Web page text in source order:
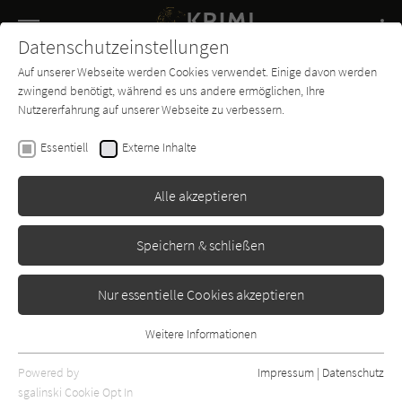
SUCHE
Buch-
Entdecker
Forum Charts
Es geschah in Berlin
Operation Gold
Erschienen: Januar 2013 Bibliogr. Angaben
Datenschutzeinstellungen
Auf unserer Webseite werden Cookies verwendet. Einige davon werden
zwingend benötigt, während es uns andere ermöglichen, Ihre
Nutzererfahrung auf unserer Webseite zu verbessern.
Essentiell Externe Inhalte
Alle akzeptieren
Speichern & schließen
Nur essentielle Cookies akzeptieren
Essentielle Cookies werden für grundlegende Funktionen der
Webseite benötigt. Dadurch ist gewährleistet, dass die Webseite
Weitere Informationen
Powered by
sgalinski Cookie Opt In
Impressum | Datenschutz